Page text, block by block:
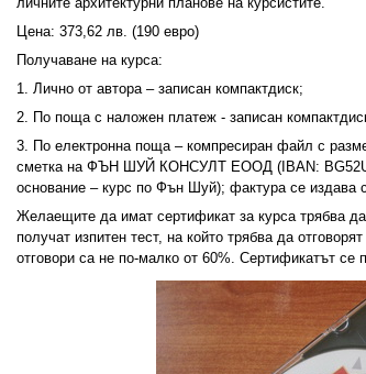
Цена: 373,62 лв. (190 евро)
Получаване на курса:
1. Лично от автора – записан компактдиск;
2. По поща с наложен платеж - записан
3. По електронна поща – компресиран файл с
сметка на ФЪН ШУЙ КОНСУЛТ ЕООД (IBAN:
основание – курс по Фън Шуй); фактура се издава
Желаещите да имат сертификат за курса трябва
получат изпитен тест, на който трябва да
отговори са не по-малко от 60%. Сертификатът